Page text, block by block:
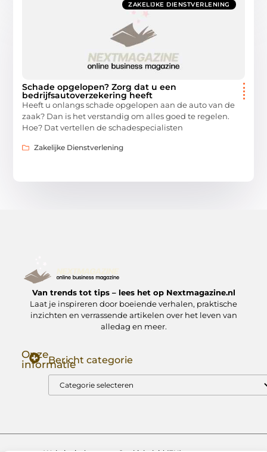
ZAKELIJKE DIENSTVERLENING
Schade opgelopen? Zorg dat u een
bedrijfsautoverzekering heeft
Heeft u onlangs schade opgelopen aan de auto van de
zaak? Dan is het verstandig om alles goed te regelen.
Hoe? Dat vertellen de schadespecialisten
Zakelijke Dienstverlening
Van trends tot tips – lees het op Nextmagazine.nl
Laat je inspireren door boeiende verhalen, praktische
inzichten en verrassende artikelen over het leven van
alledag en meer.
Onze
informatieBericht categorie